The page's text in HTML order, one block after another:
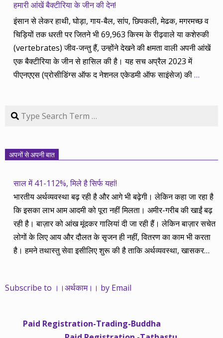
हमारी आंखें बैक्टीरिया के जीन की देन!
इंसान से लेकर हाथी, घोड़ा, गाय-बैल, सांप, छिपकली, मेढक, मगरमच्छ व
चिड़ियों तक धरती पर जितने भी 69,963 किस्म के रीढ़वाले या कशेरुकी
(vertebrates) जीव-जन्तु हैं, उन्होंने देखने की क्षमता वाली अपनी आंखें
एक बैक्टीरिया के जीन से हासिल की है। यह सच अप्रैल 2023 में
पीएनएएस (प्रोसीडिंग्स ऑफ द नेशनल एकेडमी ऑफ साइंसेज) की…
Search
अपनों से अपनी बात
साल में 41-112%, मिले है सिर्फ यहां!
भारतीय अर्थव्यवस्था बढ़ रही है और आगे भी बढ़ेगी। लेकिन कहा जा रहा है
कि इसका लाभ आम आदमी को पूरा नहीं मिलता। अमीर-गरीब की खाईं बढ़
रही है। बाज़ार को आंख मूंदकर गालियां दी जा रही हैं। लेकिन बाज़ार सचेत
लोगों के लिए आय और दौलत के सृजन ही नहीं, वितरण का काम भी करता
है। हमने तथास्तु सेवा इसीलिए शुरू की है ताकि अर्थव्यवस्था, खासकर
महंगाई की दर 10 प्रतिशत से ऊपर रहती है। वे भागकर जाते हैं सोने और
साढ़े चार सालों से अर्थकाम से जुड़े हैं, वे हमारी ईमानदारी और सत्यनिष्ठा से
Subscribe to ।।अर्थकाम।। by Email
Paid Registration-Trading-Buddha